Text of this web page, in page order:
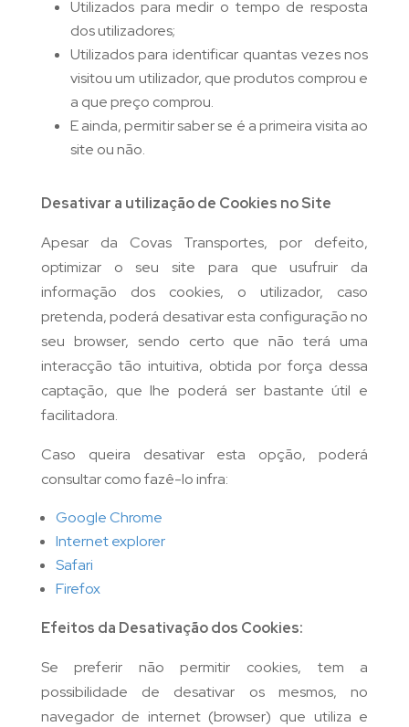
Utilizados para medir o tempo de resposta
dos utilizadores;
Utilizados para identificar quantas vezes nos
visitou um utilizador, que produtos comprou e
a que preço comprou.
E ainda, permitir saber se é a primeira visita ao
site ou não.
Desativar a utilização de Cookies no Site
Apesar da Covas Transportes, por defeito,
optimizar o seu site para que usufruir da
informação dos cookies, o utilizador, caso
pretenda, poderá desativar esta configuração no
seu browser, sendo certo que não terá uma
interacção tão intuitiva, obtida por força dessa
captação, que lhe poderá ser bastante útil e
facilitadora.
Caso queira desativar esta opção, poderá
consultar como fazê-lo infra:
Google Chrome
Internet explorer
Safari
Firefox
Efeitos da Desativação dos Cookies:
Se preferir não permitir cookies, tem a
possibilidade de desativar os mesmos, no
navegador de internet (browser) que utiliza e